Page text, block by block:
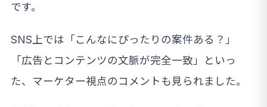
です。
SNS上では「こんなにぴったりの案件ある？」
「広告とコンテンツの文脈が完全一致」といっ
た、マーケター視点のコメントも見られました。